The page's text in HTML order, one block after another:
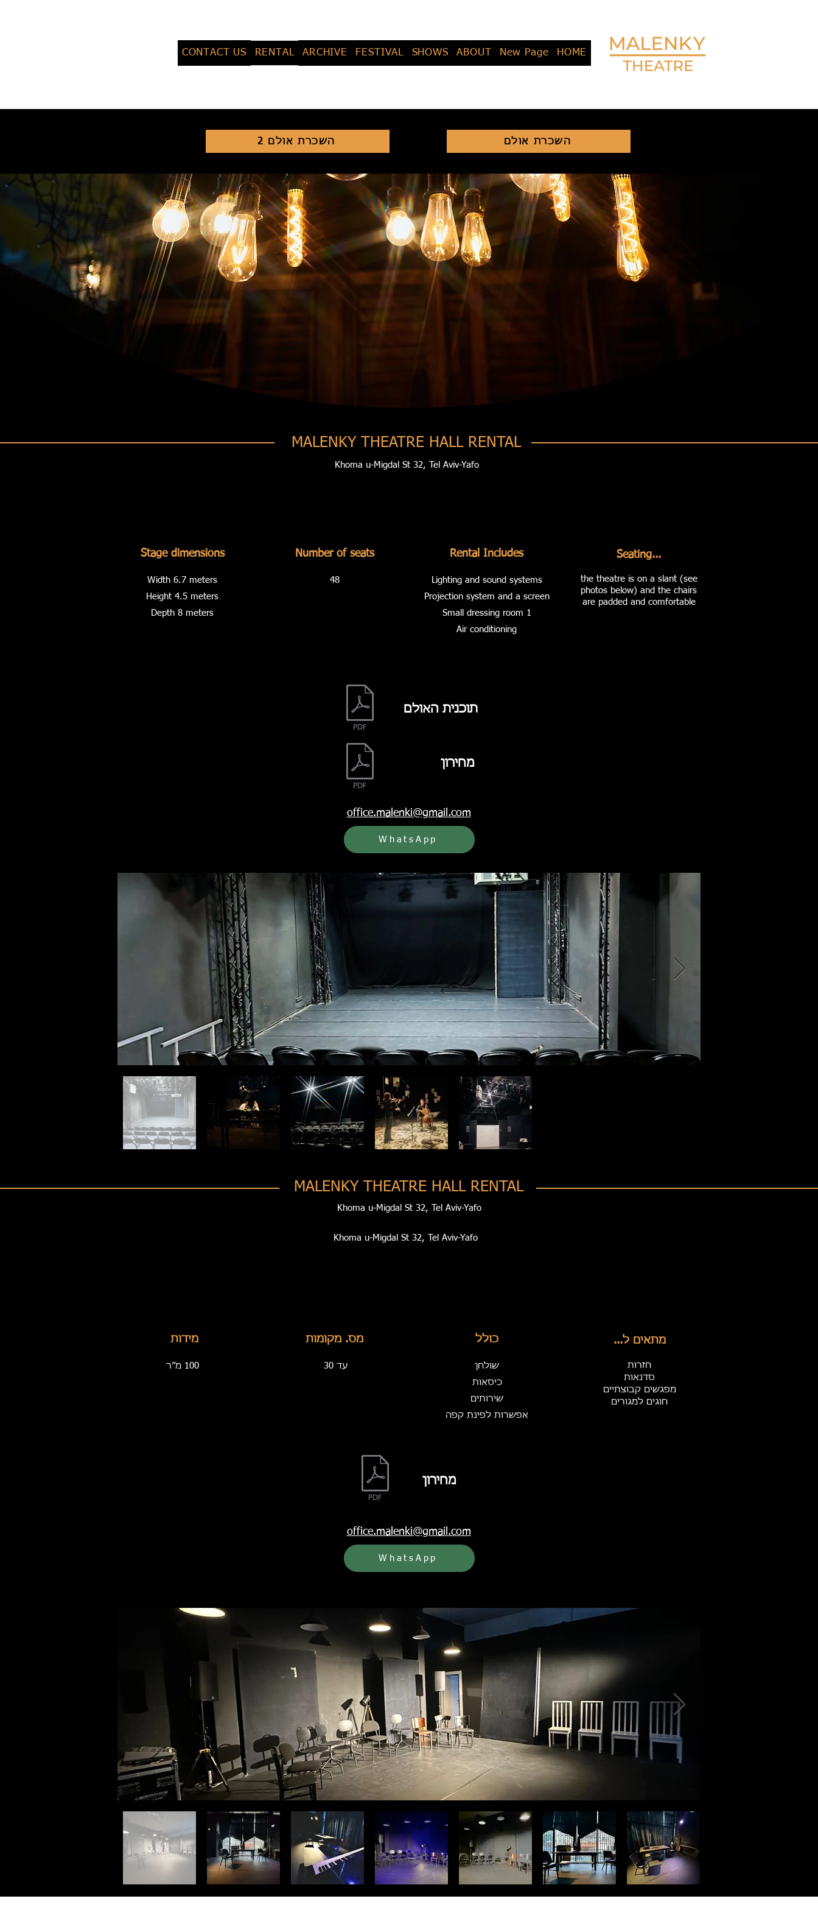
HOME
New Page
ABOUT
SHOWS
FESTIVAL
ARCHIVE
RENTAL
CONTACT US
השכרת אולם השכרת אולם 2
MALENKY THEATRE HALL RENTAL
Khoma u-Migdal St 32, Tel Aviv-Yafo
...Seating
the theatre is on a slant (see
photos below) and the chairs
are padded and comfortable
Rental Includes
Lighting and sound systems
Projection system and a screen
1 Small dressing room
Air conditioning
Number of seats
48
Stage dimensions
Width 6.7 meters
Height 4.5 meters
Depth 8 meters
תוכנית האולם
מחירון
office.malenki@gmail.com
WhatsApp
MALENKY THEATRE HALL RENTAL
Khoma u-Migdal St 32, Tel Aviv-Yafo
Khoma u-Migdal St 32, Tel Aviv-Yafo
מתאים ל...
חזרות
סדנאות
מפגשים קבוצתיים
חוגים למגורים
כולל
שולחן
כיסאות
שירותים
אפשרות לפינת קפה
מס. מקומות
עד 30
מידות
100 מ״ר
מחירון
office.malenki@gmail.com
WhatsApp